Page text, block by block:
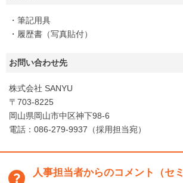
・筆記用具
・履歴書（写真貼付）
お問い合わせ先
株式会社 SANYU
〒703-8225
岡山県岡山市中区神下98-6
電話：086-279-9937（採用担当宛）
人事担当者からのコメント（セ